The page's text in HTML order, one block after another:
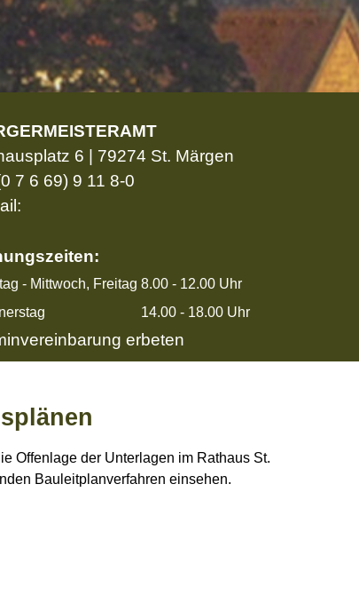
6 | 79274 St. Märgen
7 6 69) 9 11 8-0
- Mittwoch, Freitag 8.00 - 12.00 Uhr
14.00 - 18.00 Uhr
erbeten
Offenlage der Unterlagen im Rathaus St.
Bauleitplanverfahren einsehen.